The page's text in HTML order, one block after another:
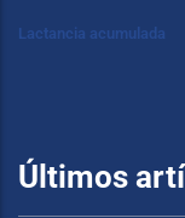
Lactancia acumulada
Últimos